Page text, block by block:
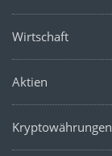
Wirtschaft
Aktien
Kryptowährungen